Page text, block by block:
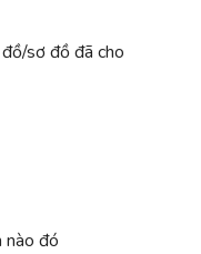
sơ đồ đã cho
nào đó